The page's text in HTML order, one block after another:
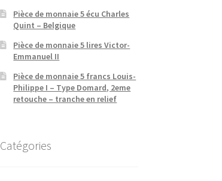
Pièce de monnaie 5 écu Charles
Quint – Belgique
Pièce de monnaie 5 lires Victor-
Emmanuel II
Pièce de monnaie 5 francs Louis-
Philippe I – Type Domard, 2eme
retouche – tranche en relief
Catégories